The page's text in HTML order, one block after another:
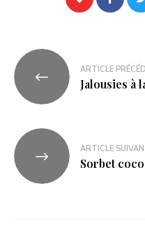
ARTICLE
Jalousies à
ARTICLE
Sorbet